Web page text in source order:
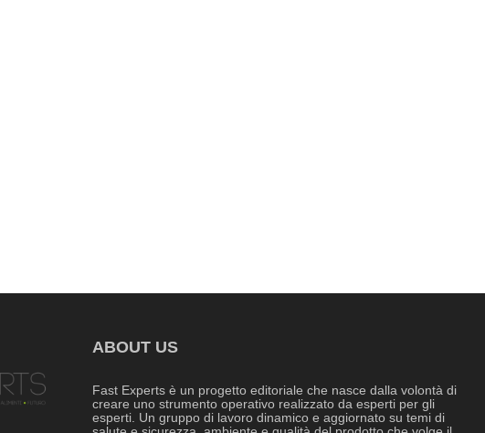
ABOUT US
Fast Experts è un progetto editoriale che nasce dalla volontà di
creare uno strumento operativo realizzato da esperti per gli
esperti. Un gruppo di lavoro dinamico e aggiornato su temi di